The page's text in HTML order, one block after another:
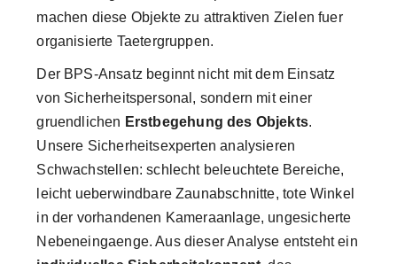
machen diese Objekte zu attraktiven Zielen fuer
organisierte Taetergruppen.
Der BPS-Ansatz beginnt nicht mit dem Einsatz
von Sicherheitspersonal, sondern mit einer
gruendlichen Erstbegehung des Objekts.
Unsere Sicherheitsexperten analysieren
Schwachstellen: schlecht beleuchtete Bereiche,
leicht ueberwindbare Zaunabschnitte, tote Winkel
in der vorhandenen Kameraanlage, ungesicherte
Nebeneingaenge. Aus dieser Analyse entsteht ein